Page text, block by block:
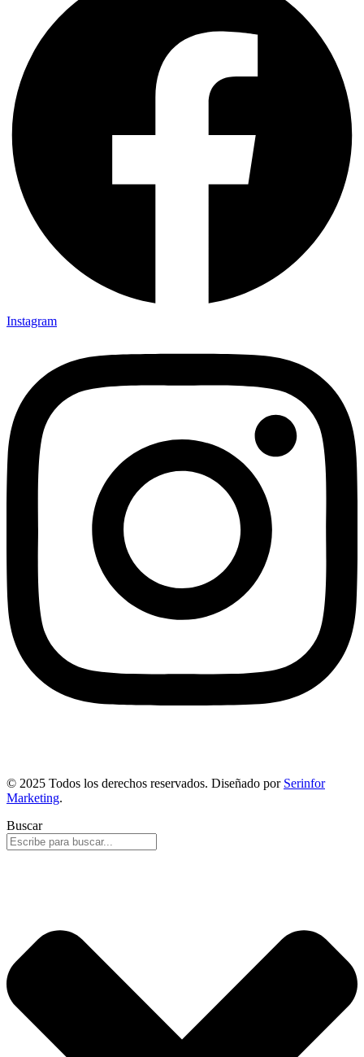
Instagram
© 2025 Todos los derechos reservados. Diseñado por Serinfor
Marketing.
Buscar